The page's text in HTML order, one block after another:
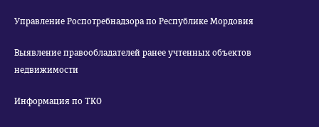
Управление Роспотребнадзора по Республике Мордовия
Выявление правообладателей ранее учтенных объектов
недвижимости
Информация по ТКО